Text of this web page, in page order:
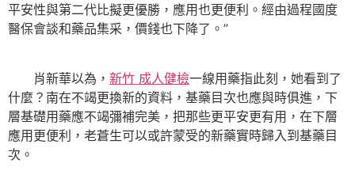
平安性與第二代比擬更優勝，應用也更便利。經由過程國度
醫保會談和藥品集采，價錢也下降了。”
肖新華以為， 新竹 成人健檢一線用藥指此刻，她看到了
什麼？南在不竭更換新的資料，基藥目次也應與時俱進，下
層基礎用藥應不竭彌補完美，把那些更平安更有用，在下層
應用更便利，老蒼生可以或許蒙受的新藥實時歸入到基藥目
次。